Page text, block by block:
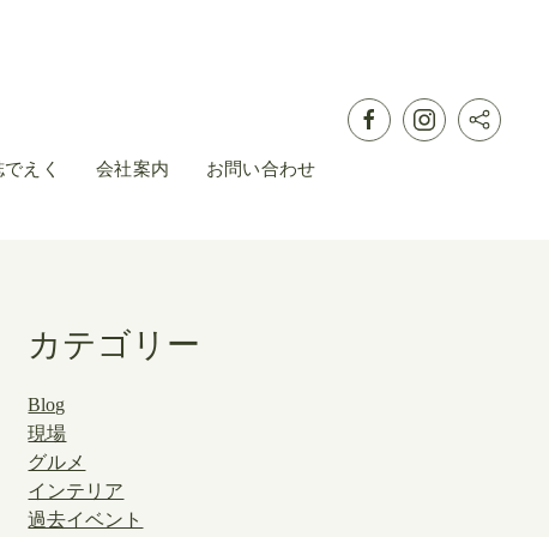
えく 会社案内 お問い合わせ
カテゴリー
Blog
現場
グルメ
インテリア
過去イベント